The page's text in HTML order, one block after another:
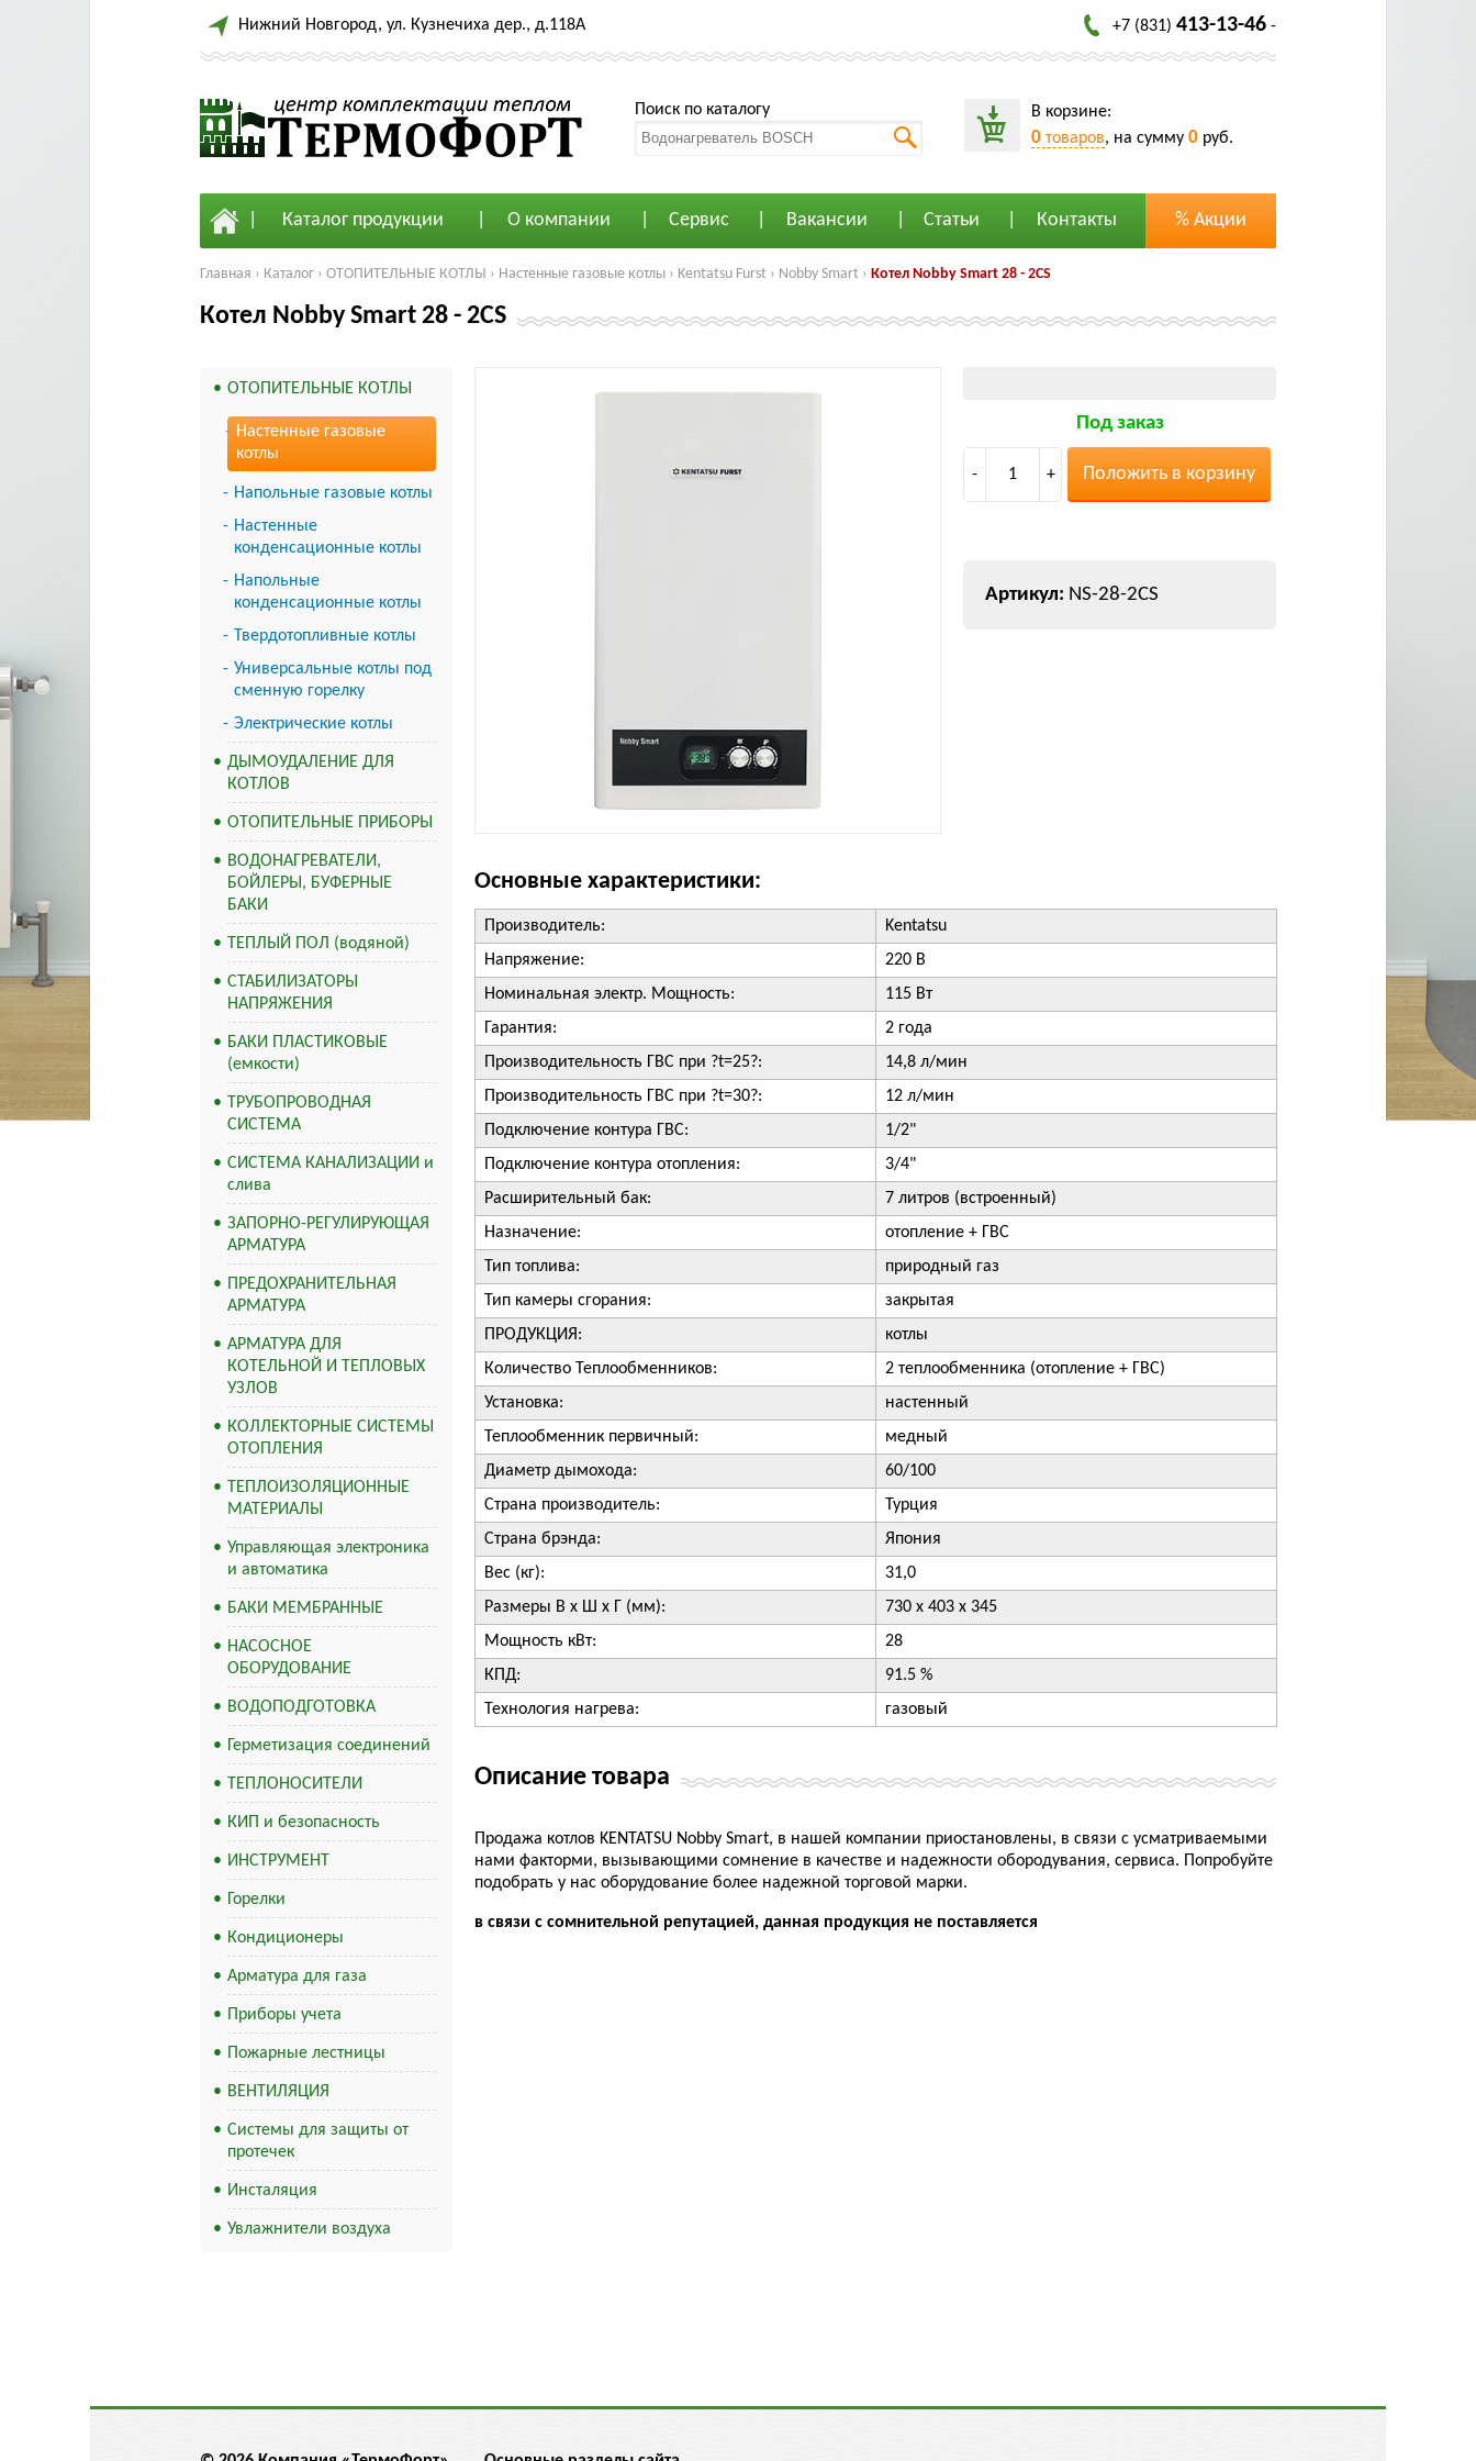
Нижний Новгород, ул. Кузнечиха дер., д.118А +7 (831) 413-13-46 -
Поиск по каталогу В корзине:
0 товаров, на сумму 0 руб.
Каталог продукции О компании Сервис Вакансии Статьи Контакты % Акции
Главная › Каталог › ОТОПИТЕЛЬНЫЕ КОТЛЫ › Настенные газовые котлы › Kentatsu Furst › Nobby Smart › Котел Nobby Smart 28 - 2CS
Котел Nobby Smart 28 - 2CS
ОТОПИТЕЛЬНЫЕ КОТЛЫ
Настенные газовые
котлы
Напольные газовые котлы
Настенные
конденсационные котлы
Напольные
конденсационные котлы
Твердотопливные котлы
Универсальные котлы под
сменную горелку
Электрические котлы
ДЫМОУДАЛЕНИЕ ДЛЯ
КОТЛОВ
ОТОПИТЕЛЬНЫЕ ПРИБОРЫ
ВОДОНАГРЕВАТЕЛИ,
БОЙЛЕРЫ, БУФЕРНЫЕ
БАКИ
ТЕПЛЫЙ ПОЛ (водяной)
СТАБИЛИЗАТОРЫ
НАПРЯЖЕНИЯ
БАКИ ПЛАСТИКОВЫЕ
(емкости)
ТРУБОПРОВОДНАЯ
СИСТЕМА
СИСТЕМА КАНАЛИЗАЦИИ и
слива
ЗАПОРНО-РЕГУЛИРУЮЩАЯ
АРМАТУРА
ПРЕДОХРАНИТЕЛЬНАЯ
АРМАТУРА
АРМАТУРА ДЛЯ
КОТЕЛЬНОЙ И ТЕПЛОВЫХ
УЗЛОВ
КОЛЛЕКТОРНЫЕ СИСТЕМЫ
ОТОПЛЕНИЯ
ТЕПЛОИЗОЛЯЦИОННЫЕ
МАТЕРИАЛЫ
Управляющая электроника
и автоматика
БАКИ МЕМБРАННЫЕ
НАСОСНОЕ
ОБОРУДОВАНИЕ
ВОДОПОДГОТОВКА
Герметизация соединений
ТЕПЛОНОСИТЕЛИ
КИП и безопасность
ИНСТРУМЕНТ
Горелки
Кондиционеры
Арматура для газа
Приборы учета
Пожарные лестницы
ВЕНТИЛЯЦИЯ
Системы для защиты от
протечек
Инсталяция
Увлажнители воздуха
Под заказ
- 1 + Положить в корзину
NS-28-2CS
Основные характеристики:
Производитель:
Kentatsu
Напряжение:
220 В
Номинальная электр. Мощность:
115 Вт
Гарантия:
2 года
Производительность ГВС при ?t=25?:
14,8 л/мин
Производительность ГВС при ?t=30?:
12 л/мин
Подключение контура ГВС:
1/2"
Подключение контура отопления:
3/4"
Расширительный бак:
7 литров (встроенный)
Назначение:
отопление + ГВС
Тип топлива:
природный газ
Тип камеры сгорания:
закрытая
ПРОДУКЦИЯ:
котлы
Количество Теплообменников:
2 теплообменника (отопление + ГВС)
Установка:
настенный
Теплообменник первичный:
медный
Диаметр дымохода:
60/100
Страна производитель:
Турция
Страна брэнда:
Япония
Вес (кг):
31,0
Размеры В х Ш х Г (мм):
730 х 403 х 345
Мощность кВт:
28
КПД:
91.5 %
Технология нагрева:
газовый
Описание товара
Продажа котлов KENTATSU Nobby Smart, в нашей компании приостановлены, в связи с усматриваемыми
нами факторми, вызывающими сомнение в качестве и надежности обородувания, сервиса. Попробуйте
подобрать у нас оборудование более надежной торговой марки.
в связи с сомнительной репутацией, данная продукция не поставляется